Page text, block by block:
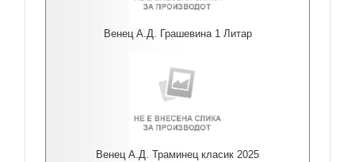
Венец А.Д. Грашевина 1 Литар
Венец А.Д. Траминец класик 2025